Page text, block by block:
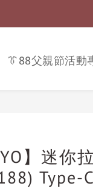
👔88父親節活動
】迷你
Type-